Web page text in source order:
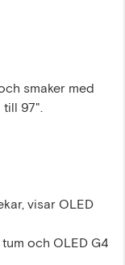
smaker med
till 97".
visar OLED
och OLED G4